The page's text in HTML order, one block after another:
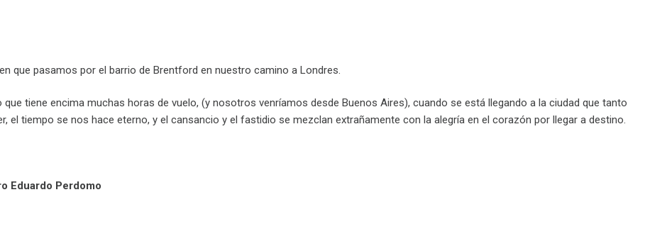
que pasamos por el barrio de Brentford en nuestro camino a Londres.
tiene encima muchas horas de vuelo, (y nosotros venríamos desde Buenos Aires), cuando se está llegando a la ciudad que tanto
el tiempo se nos hace eterno, y el cansancio y el fastidio se mezclan extrañamente con la alegría en el corazón por llegar a destino.
Eduardo Perdomo